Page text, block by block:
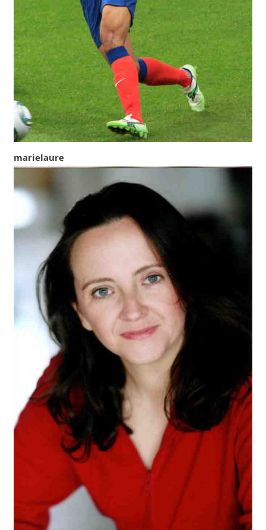
marielaure